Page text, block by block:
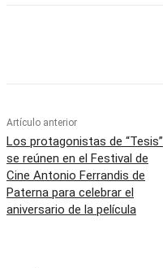
Artículo anterior
Los protagonistas de “Tesis”
se reúnen en el Festival de
Cine Antonio Ferrandis de
Paterna para celebrar el
aniversario de la película